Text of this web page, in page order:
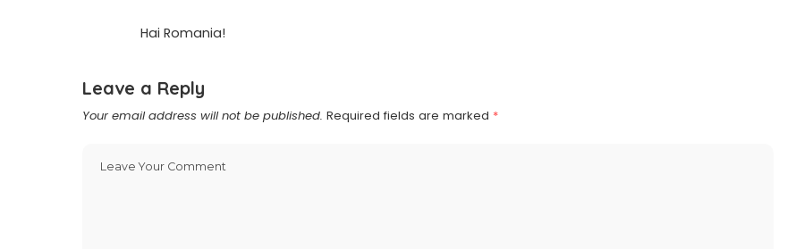
Hai Romania!
Leave a Reply
Your email address will not be published. Required fields are marked *